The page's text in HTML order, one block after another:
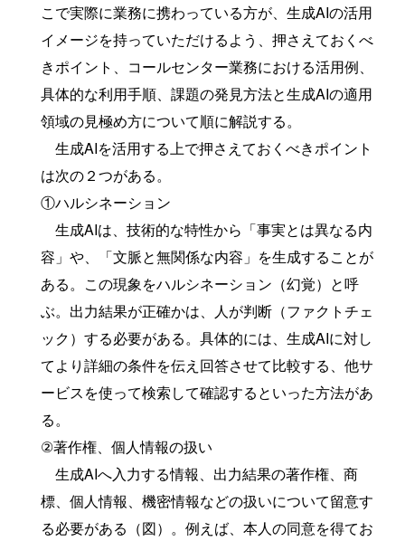
こで実際に業務に携わっている方が、生成AIの活用
イメージを持っていただけるよう、押さえておくべ
きポイント、コールセンター業務における活用例、
具体的な利用手順、課題の発見方法と生成AIの適用
領域の見極め方について順に解説する。
生成AIを活用する上で押さえておくべきポイント
は次の２つがある。
①ハルシネーション
生成AIは、技術的な特性から「事実とは異なる内
容」や、「文脈と無関係な内容」を生成することが
ある。この現象をハルシネーション（幻覚）と呼
ぶ。出力結果が正確かは、人が判断（ファクトチェ
ック）する必要がある。具体的には、生成AIに対し
てより詳細の条件を伝え回答させて比較する、他サ
ービスを使って検索して確認するといった方法があ
る。
②著作権、個人情報の扱い
生成AIへ入力する情報、出力結果の著作権、商
標、個人情報、機密情報などの扱いについて留意す
る必要がある（図）。例えば、本人の同意を得てお